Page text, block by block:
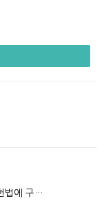
법에 구…